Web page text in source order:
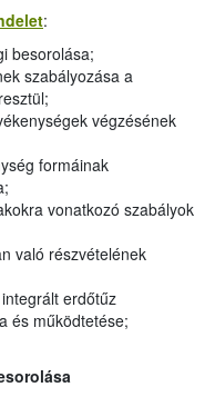
:
besorolása;
szabályozása a
végzésének
formáinak
vonatkozó szabályok
való részvételének
erdőtűz
és működtetése;